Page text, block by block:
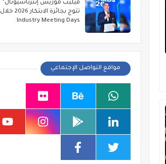
فيليب موريس إنترناشيونال"
تتوج بجائزة الابتكار 2026 خلال
Industry Meeting Days
مواقع التواصل الإجتماعي